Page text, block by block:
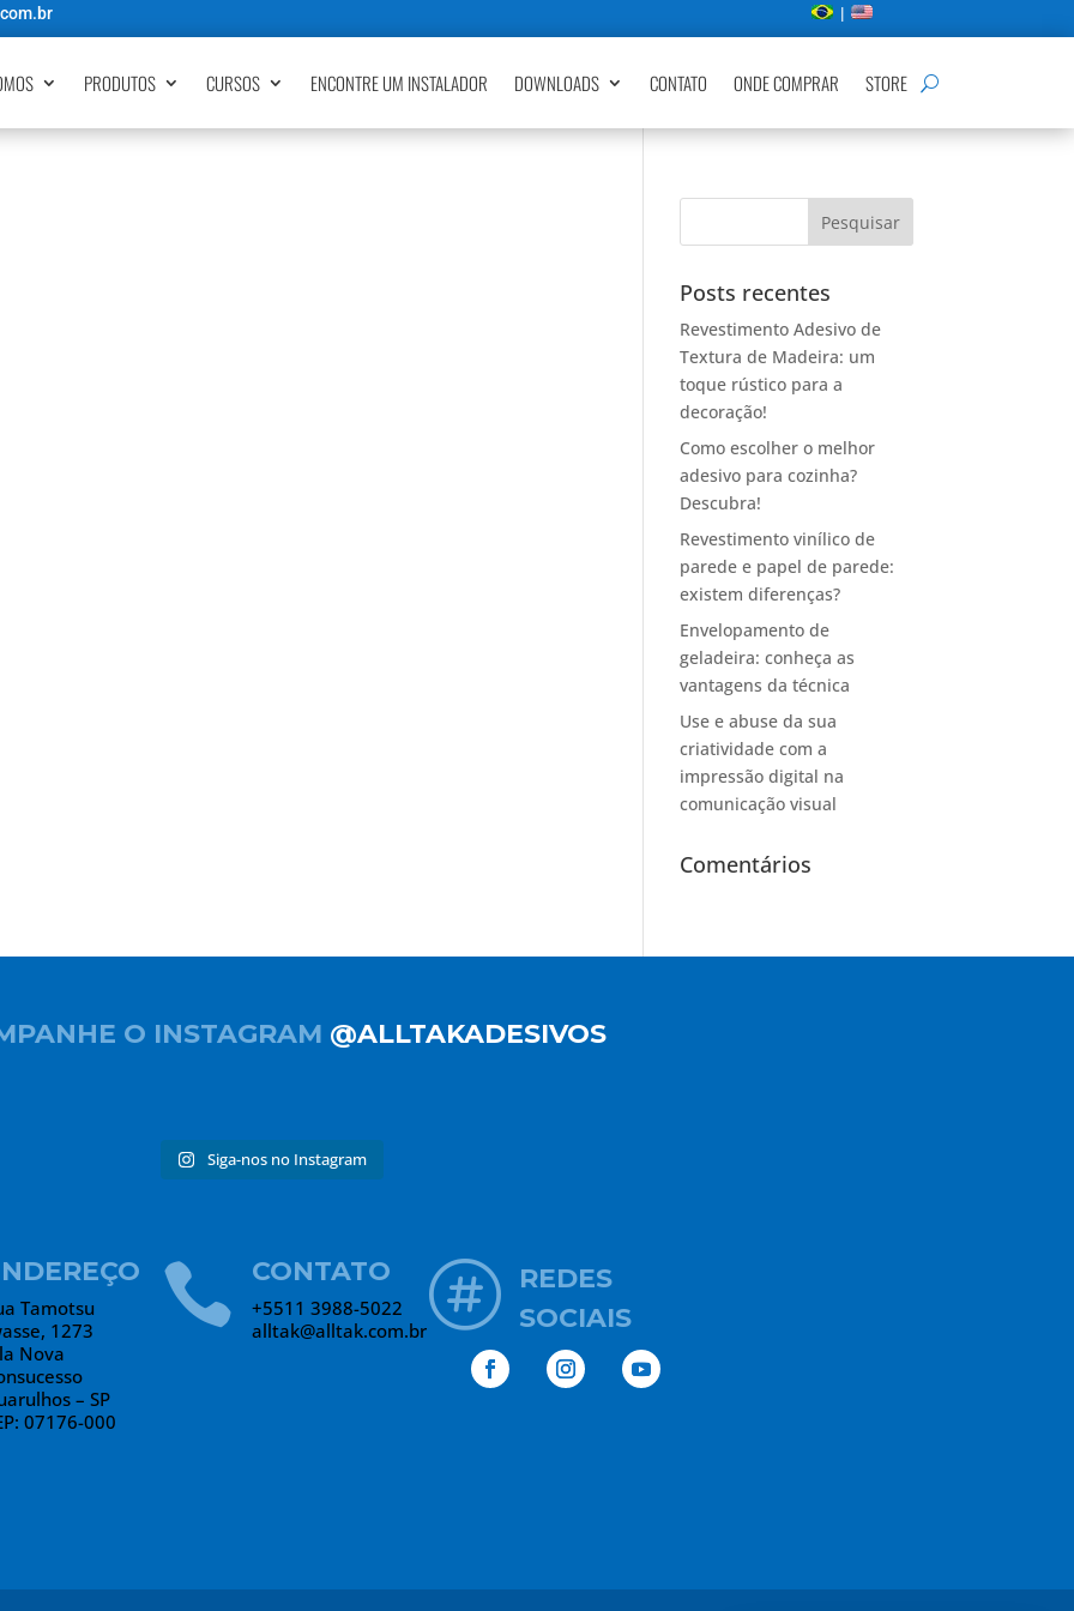
|
PRODUTOS CURSOS ENCONTRE UM INSTALADOR DOWNLOADS CONTATO ONDE COMPRAR STORE
Posts recentes
Revestimento Adesivo de
Textura de Madeira: um
toque rústico para a
decoração!
Como escolher o melhor
adesivo para cozinha?
Descubra!
Revestimento vinílico de
parede e papel de parede:
existem diferenças?
Envelopamento de
geladeira: conheça as
vantagens da técnica
Use e abuse da sua
criatividade com a
impressão digital na
comunicação visual
Comentários
O INSTAGRAM @ALLTAKADESIVOS
Siga-nos no Instagram
Tamotsu
1273
Nova
– SP
07176-000
 CONTATO
+5511 3988-5022
alltak@alltak.com.br
REDES
SOCIAIS